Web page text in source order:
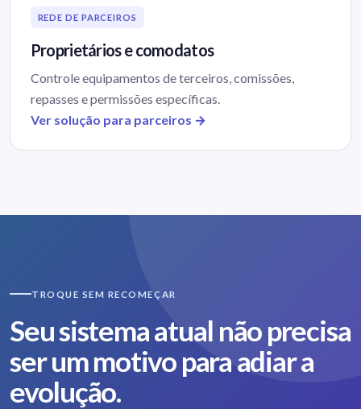
REDE DE PARCEIROS
Proprietários e comodatos
Controle equipamentos de terceiros, comissões,
repasses e permissões específicas.
Ver solução para parceiros →
TROQUE SEM RECOMEÇAR
Seu sistema atual não precisa
ser um motivo para adiar a
evolução.